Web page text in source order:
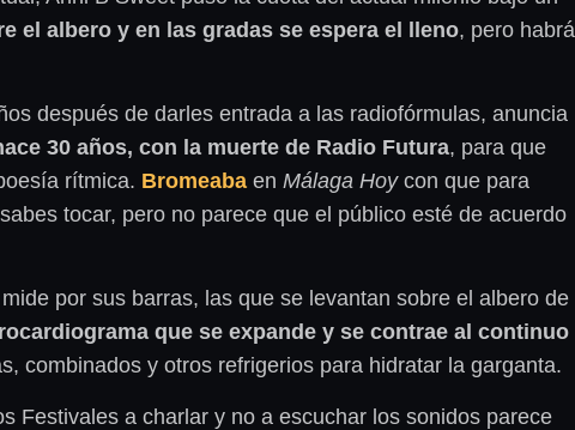
el albero y en las gradas se espera el lleno, pero habrá
después de darles entrada a las radiofórmulas, anuncia
30 años, con la muerte de Radio Futura, para que
rítmica. Bromeaba en Málaga Hoycon que para
tocar, pero no parece que el público esté de acuerdo
por sus barras, las que se levantan sobre el albero de
que se expande y se contrae al continuo
combinados y otros refrigerios para hidratar la garganta.
Festivales a charlar y no a escuchar los sonidos parece